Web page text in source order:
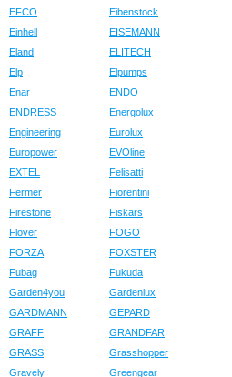
EFCO
Eibenstock
Einhell
EISEMANN
Eland
ELITECH
Elp
Elpumps
Enar
ENDO
ENDRESS
Energolux
Engineering
Eurolux
Europower
EVOline
EXTEL
Felisatti
Fermer
Fiorentini
Firestone
Fiskars
Flover
FOGO
FORZA
FOXSTER
Fubag
Fukuda
Garden4you
Gardenlux
GARDMANN
GEPARD
GRAFF
GRANDFAR
GRASS
Grasshopper
Gravely
Greengear